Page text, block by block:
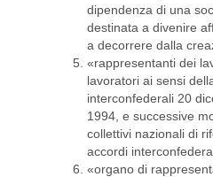
dipendenza di una
destinata a divenire
a decorrere dalla
«rappresentanti dei
lavoratori ai sensi
interconfederali 20
1994, e successive
collettivi nazionali di
accordi
«organo di